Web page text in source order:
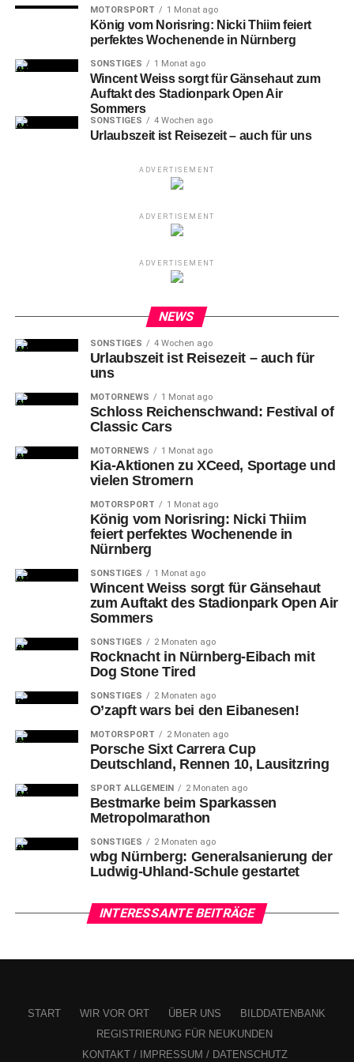
den Weltmärkten ergeben. Die Wettbewerbsfähigkeit des
Standortes wird so entscheidend gestärkt.
BMW: Flexibel auf dem Weg in die Zukunft
Überraschend neu: der Jeep® Compass
DerNew Compass bietet ein komplett neues Jeep-
Erlebnis, mit wesentlichen Neuerungen bei allem, was
Europäischen Kunden besonders wichtig ist: Style,
Technologie, Sicherheit, Nachhaltigkeit und
Funktionalität. Erste Neuvorstellung von Jeep in Europa
für die Stellantis Group; auch der New Compass wird
wieder in Melfi, Italien, gebaut. Motorenangebot mit
verringertem Verbrauch und weniger CO2 Emissionen,
inklusive der Plug-in-Hybrid-Modelle 4xe. Jeep 4xe ist der
Fähigkeit mit zusätzlich Nachhaltigkeit, Effizienz und
sogar noch mehr Fahrspaß. Karosserie- und Innenraum-
Design des New Compass repräsentieren neue formale
Konzepte für folgende neue Jeep-Modelle – moderner,
technologisch, kultiviert und mehr nach Europäischem
Geschmack, gleichzeitig aber authentisch Jeep. Mehr
High-tech und Sicherheit als je zuvor: Europa-Debüt für
UconnectTM 5, dem fortschrittlichsten Infotainment-
System der Jeep-Geschichte, und Highway Assist, einem
Fahrer-Assistenz-System für autonomes Fahren Level 2.
Ausstattungs-Versionen nach Maß: S für ein Maximum an
Kultiviertheit und Komfort, Trailhawk als Gelände-
Spezialist und das Heritage-Sondermodell ‚80th
MOTORSPORT 1 Monat ago
König vom Norisring: Nicki Thiim feiert
perfektes Wochenende in Nürnberg
SONSTIGES 1 Monat ago
Wincent Weiss sorgt für Gänsehaut zum
Auftakt des Stadionpark Open Air
Sommers
SONSTIGES 4 Wochen ago
Urlaubszeit ist Reisezeit – auch für uns
ADVERTISEMENT
ADVERTISEMENT
ADVERTISEMENT
NEWS
SONSTIGES 4 Wochen ago
Urlaubszeit ist Reisezeit – auch für
uns
MOTORNEWS 1 Monat ago
Schloss Reichenschwand: Festival of
Classic Cars
MOTORNEWS 1 Monat ago
Kia-Aktionen zu XCeed, Sportage und
vielen Stromern
MOTORSPORT 1 Monat ago
König vom Norisring: Nicki Thiim
feiert perfektes Wochenende in
Nürnberg
SONSTIGES 1 Monat ago
Wincent Weiss sorgt für Gänsehaut
zum Auftakt des Stadionpark Open Air
Sommers
SONSTIGES 2 Monaten ago
Rocknacht in Nürnberg-Eibach mit
Dog Stone Tired
SONSTIGES 2 Monaten ago
O’zapft wars bei den Eibanesen!
MOTORSPORT 2 Monaten ago
Porsche Sixt Carrera Cup
Deutschland, Rennen 10, Lausitzring
SPORT ALLGEMEIN 2 Monaten ago
Bestmarke beim Sparkassen
Metropolmarathon
SONSTIGES 2 Monaten ago
wbg Nürnberg: Generalsanierung der
Ludwig-Uhland-Schule gestartet
INTERESSANTE BEITRÄGE
START WIR VOR ORT ÜBER UNS
BILDDATENBANK
REGISTRIERUNG FÜR NEUKUNDEN
KONTAKT / IMPRESSUM / DATENSCHUTZ